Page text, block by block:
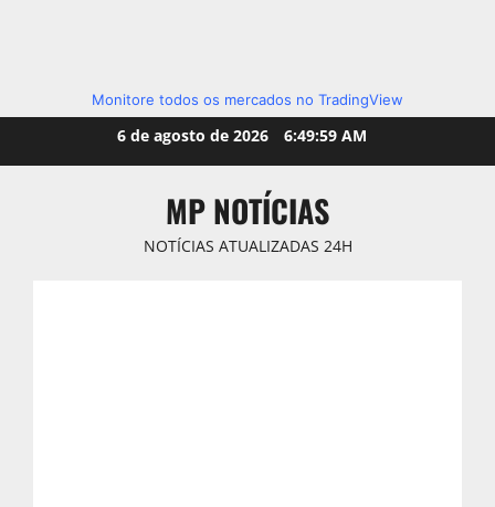
Monitore todos os mercados no TradingView
6 de agosto de 2026 6:50:00 AM
MP NOTÍCIAS
NOTÍCIAS ATUALIZADAS 24H